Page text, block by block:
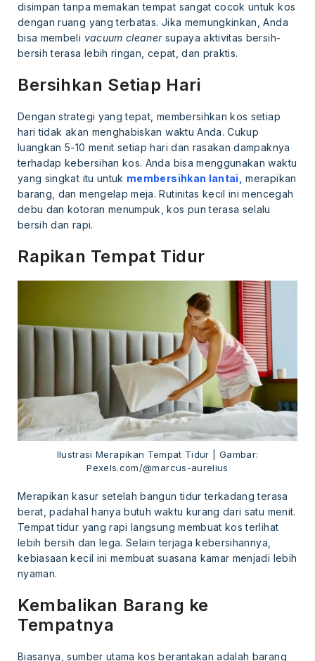
disimpan tanpa memakan tempat sangat cocok untuk kos
dengan ruang yang terbatas. Jika memungkinkan, Anda
bisa membeli vacuum cleanersupaya aktivitas bersih-
bersih terasa lebih ringan, cepat, dan praktis.
Bersihkan Setiap Hari
Dengan strategi yang tepat, membersihkan kos setiap
hari tidak akan menghabiskan waktu Anda. Cukup
luangkan 5-10 menit setiap hari dan rasakan dampaknya
terhadap kebersihan kos. Anda bisa menggunakan waktu
yang singkat itu untuk membersihkan lantai, merapikan
barang, dan mengelap meja. Rutinitas kecil ini mencegah
debu dan kotoran menumpuk, kos pun terasa selalu
bersih dan rapi.
Rapikan Tempat Tidur
Ilustrasi Merapikan Tempat Tidur | Gambar:
Pexels.com/@marcus-aurelius
Merapikan kasur setelah bangun tidur terkadang terasa
berat, padahal hanya butuh waktu kurang dari satu menit.
Tempat tidur yang rapi langsung membuat kos terlihat
lebih bersih dan lega. Selain terjaga kebersihannya,
kebiasaan kecil ini membuat suasana kamar menjadi lebih
nyaman.
Kembalikan Barang ke
Tempatnya
Biasanya, sumber utama kos berantakan adalah barang